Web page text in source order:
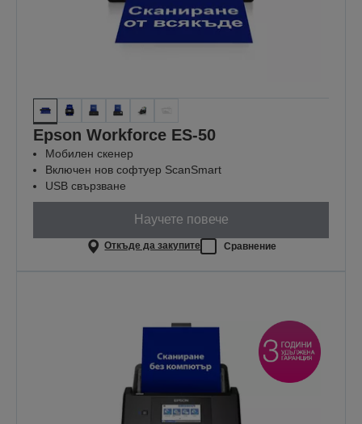
Epson Workforce ES-50
Мобилен скенер
Включен нов софтуер ScanSmart
USB свързване
Научете повече
Откъде да закупите Сравнение